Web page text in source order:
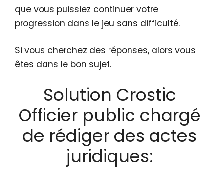
que vous puissiez continuer votre
progression dans le jeu sans difficulté.
Si vous cherchez des réponses, alors vous
êtes dans le bon sujet.
Solution Crostic
Officier public chargé
de rédiger des actes
juridiques: